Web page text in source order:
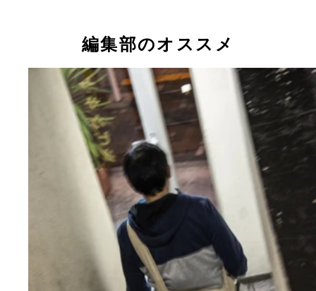
編集部のオススメ